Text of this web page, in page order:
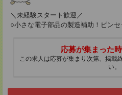
＼未経験スタート歓迎／
○小さな電子部品の製造補助！ピンセ
応募が集まった
この求人は応募が集まり次第、掲載
い。